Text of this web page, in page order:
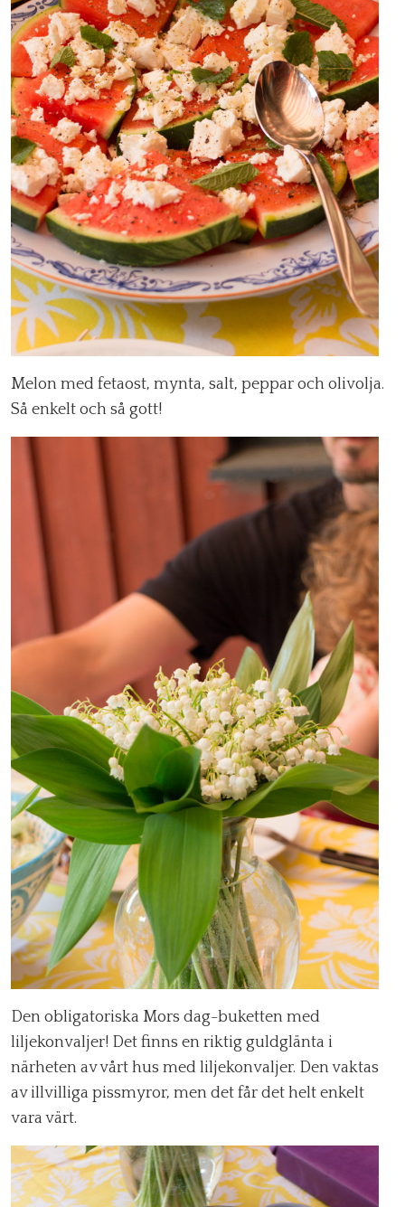
Melon med fetaost, mynta, salt, peppar och olivolja.
Så enkelt och så gott!
Den obligatoriska Mors dag-buketten med
liljekonvaljer! Det finns en riktig guldglänta i
närheten av vårt hus med liljekonvaljer. Den vaktas
av illvilliga pissmyror, men det får det helt enkelt
vara värt.